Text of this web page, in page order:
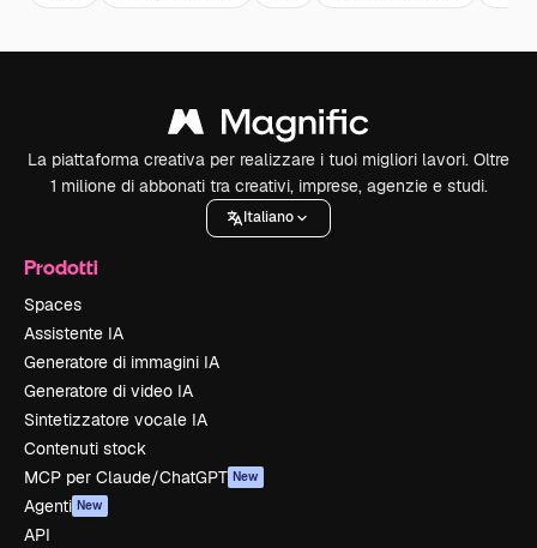
La piattaforma creativa per realizzare i tuoi migliori lavori. Oltre
1 milione di abbonati tra creativi, imprese, agenzie e studi.
Italiano
Prodotti
Spaces
Assistente IA
Generatore di immagini IA
Generatore di video IA
Sintetizzatore vocale IA
Contenuti stock
MCP per Claude/ChatGPT New
Agenti New
API